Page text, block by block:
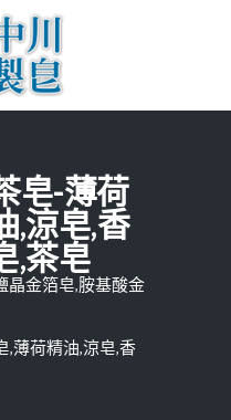
皂-薄荷
,涼皂,香
,茶皂
晶金箔皂,胺基酸金
,薄荷精油,涼皂,香